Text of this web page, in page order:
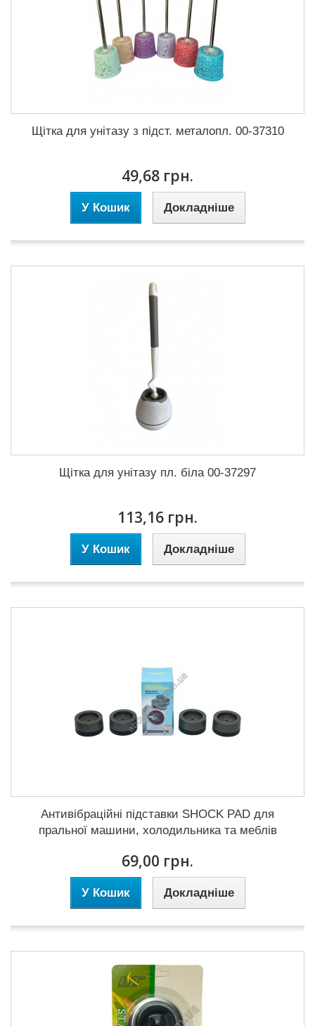
Щітка для унітазу з підст. металопл. 00-37310
49,68 грн.
У Кошик Докладніше
Щітка для унітазу пл. біла 00-37297
113,16 грн.
У Кошик Докладніше
Антивібраційні підставки SHOCK PAD для
пральної машини, холодильника та меблів
69,00 грн.
У Кошик Докладніше